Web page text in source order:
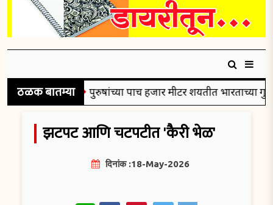
ठळक बातम्या
रौप्यपदक पुरुषांच्या पाच हजार मीटर शर्यतीत भारताच्या
झटपट आणि चटपटीत 'कैरी भेळ'
दिनांक :18-May-2026